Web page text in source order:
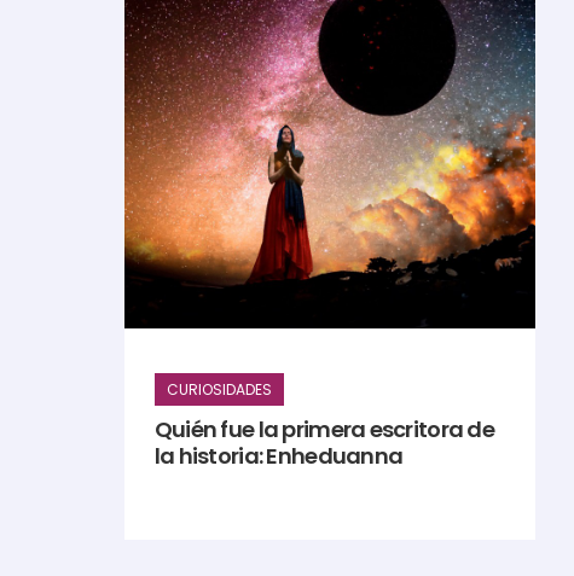
CURIOSIDADES
Quién fue la primera escritora de
la historia: Enheduanna